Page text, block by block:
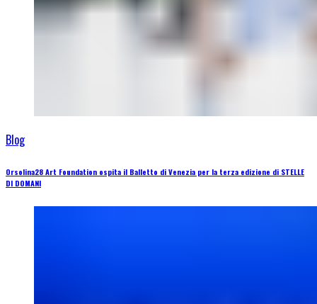
Blog
Orsolina28 Art Foundation ospita il Balletto di Venezia per la terza edizione di STELLE
DI DOMANI